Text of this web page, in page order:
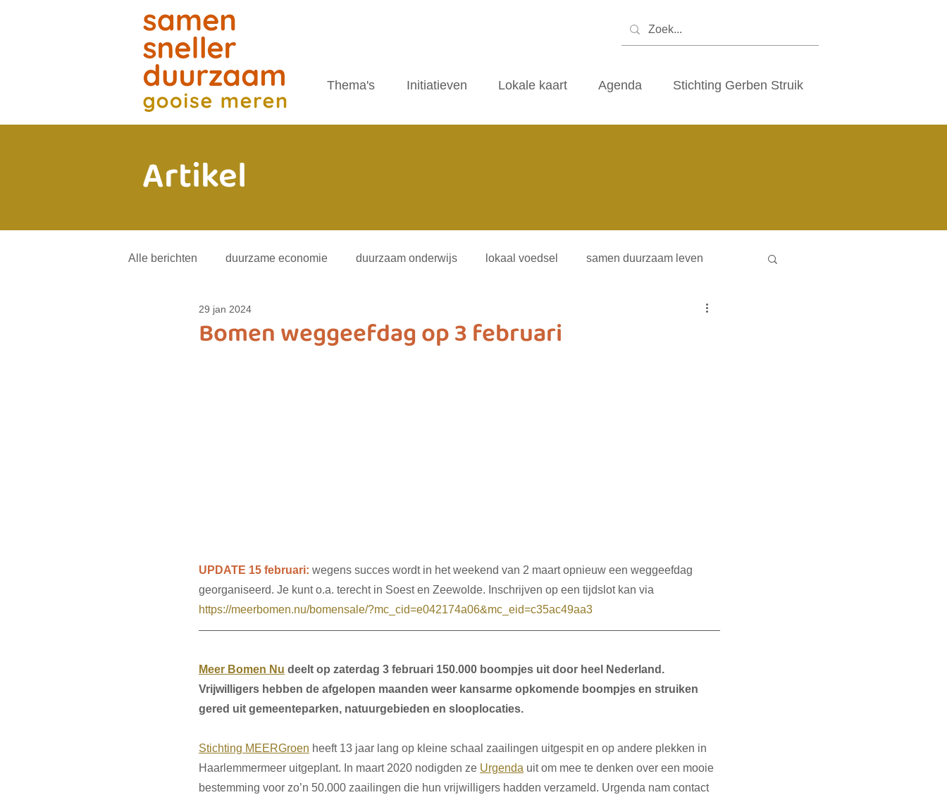
Thema's Initiatieven Lokale kaart Agenda Stichting Gerben Struik
Artikel
Alle berichten duurzame economie duurzaam onderwijs lokaal voedsel samen duurzaam leven
energietransitieBomen weggeefdag op 3 februari
29 jan 2024
UPDATE 15 februari: wegens succes wordt in het weekend van 2 maart opnieuw een weggeefdag
georganiseerd. Je kunt o.a. terecht in Soest en Zeewolde. Inschrijven op een tijdslot kan via
https://meerbomen.nu/bomensale/?mc_cid=e042174a06&mc_eid=c35ac49aa3
Meer Bomen Nu deelt op zaterdag 3 februari 150.000 boompjes uit door heel Nederland.
Vrijwilligers hebben de afgelopen maanden weer kansarme opkomende boompjes en struiken
gered uit gemeenteparken, natuurgebieden en slooplocaties.
Stichting MEERGroen heeft 13 jaar lang op kleine schaal zaailingen uitgespit en op andere plekken in
Haarlemmermeer uitgeplant. In maart 2020 nodigden ze Urgenda uit om mee te denken over een mooie
bestemming voor zo’n 50.000 zaailingen die hun vrijwilligers hadden verzameld. Urgenda nam contact